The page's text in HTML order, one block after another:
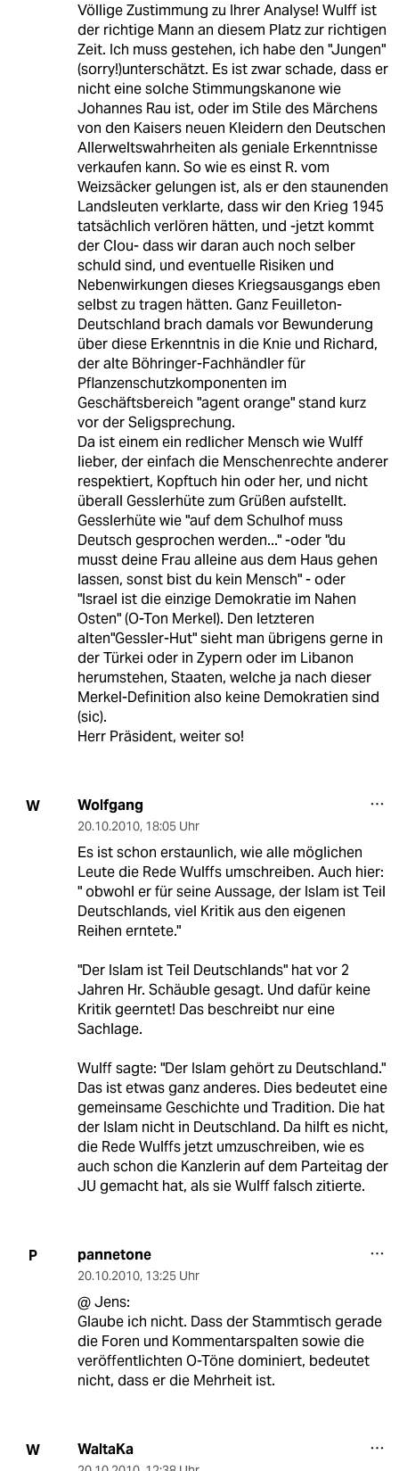
Völlige Zustimmung zu Ihrer Analyse! Wulff ist
der richtige Mann an diesem Platz zur richtigen
Zeit. Ich muss gestehen, ich habe den "Jungen"
(sorry!)unterschätzt. Es ist zwar schade, dass er
nicht eine solche Stimmungskanone wie
Johannes Rau ist, oder im Stile des Märchens
von den Kaisers neuen Kleidern den Deutschen
Allerweltswahrheiten als geniale Erkenntnisse
verkaufen kann. So wie es einst R. vom
Weizsäcker gelungen ist, als er den staunenden
Landsleuten verklarte, dass wir den Krieg 1945
tatsächlich verlören hätten, und -jetzt kommt
der Clou- dass wir daran auch noch selber
schuld sind, und eventuelle Risiken und
Nebenwirkungen dieses Kriegsausgangs eben
selbst zu tragen hätten. Ganz Feuilleton-
Deutschland brach damals vor Bewunderung
über diese Erkenntnis in die Knie und Richard,
der alte Böhringer-Fachhändler für
Pflanzenschutzkomponenten im
Geschäftsbereich "agent orange" stand kurz
vor der Seligsprechung.
Da ist einem ein redlicher Mensch wie Wulff
lieber, der einfach die Menschenrechte anderer
respektiert, Kopftuch hin oder her, und nicht
überall Gesslerhüte zum Grüßen aufstellt.
Gesslerhüte wie "auf dem Schulhof muss
Deutsch gesprochen werden..." -oder "du
musst deine Frau alleine aus dem Haus gehen
lassen, sonst bist du kein Mensch" - oder
"Israel ist die einzige Demokratie im Nahen
Osten" (O-Ton Merkel). Den letzteren
alten"Gessler-Hut" sieht man übrigens gerne in
der Türkei oder in Zypern oder im Libanon
herumstehen, Staaten, welche ja nach dieser
Merkel-Definition also keine Demokratien sind
(sic).
Herr Präsident, weiter so!
W Wolfgang
20.10.2010, 18:05 Uhr
Es ist schon erstaunlich, wie alle möglichen
Leute die Rede Wulffs umschreiben. Auch hier:
" obwohl er für seine Aussage, der Islam ist Teil
Deutschlands, viel Kritik aus den eigenen
Reihen erntete."
"Der Islam ist Teil Deutschlands" hat vor 2
Jahren Hr. Schäuble gesagt. Und dafür keine
Kritik geerntet! Das beschreibt nur eine
Sachlage.
Wulff sagte: "Der Islam gehört zu Deutschland."
Das ist etwas ganz anderes. Dies bedeutet eine
gemeinsame Geschichte und Tradition. Die hat
der Islam nicht in Deutschland. Da hilft es nicht,
die Rede Wulffs jetzt umzuschreiben, wie es
auch schon die Kanzlerin auf dem Parteitag der
JU gemacht hat, als sie Wulff falsch zitierte.
P pannetone
20.10.2010, 13:25 Uhr
@ Jens:
Glaube ich nicht. Dass der Stammtisch gerade
die Foren und Kommentarspalten sowie die
veröffentlichten O-Töne dominiert, bedeutet
nicht, dass er die Mehrheit ist.
W WaltaKa